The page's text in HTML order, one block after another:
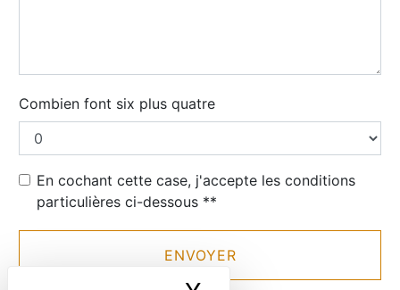
Combien font six plus quatre
En cochant cette case, j'accepte les conditions
particulières ci-dessous **
ENVOYER